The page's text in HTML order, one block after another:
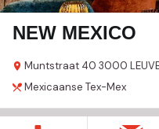
NEW MEXICO
Muntstraat 40 3000
Mexicaanse Tex-Mex